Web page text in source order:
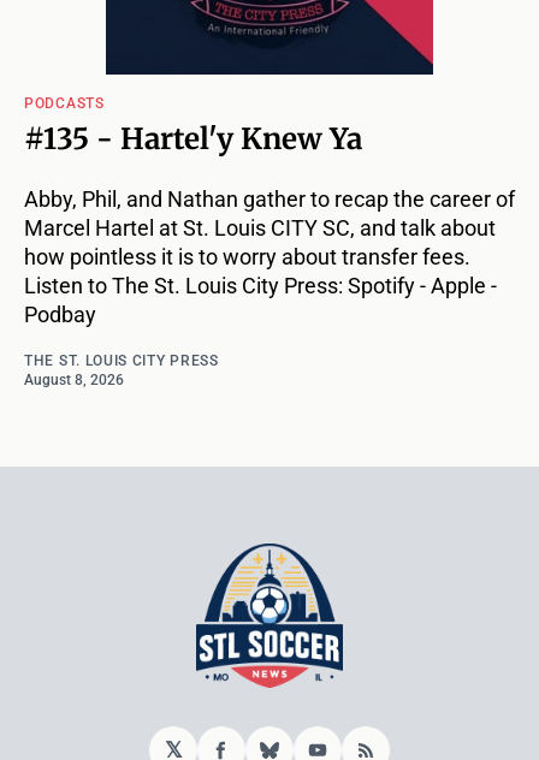
PODCASTS
#135 - Hartel'y Knew Ya
Abby, Phil, and Nathan gather to recap the career of
Marcel Hartel at St. Louis CITY SC, and talk about
how pointless it is to worry about transfer fees.
Listen to The St. Louis City Press: Spotify - Apple -
Podbay
THE ST. LOUIS CITY PRESS
August 8, 2026
𝕏